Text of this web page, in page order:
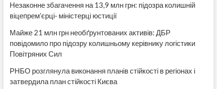
Незаконне збагачення на 13,9 млн грн: підозра колишній
віцепрем’єрці- міністерці юстиції
Майже 21 млн грн необґрунтованих активів: ДБР
повідомило про підозру колишньому керівнику логістики
Повітряних Сил
РНБО розглянула виконання планів стійкості в регіонах і
затвердила план стійкості Києва